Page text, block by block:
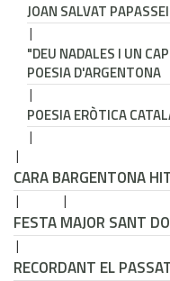
JOAN SALVAT
"DEU NADALES I UN
POESIA D'ARGENTONA
POESIA ERÒTICA
CARA BARGENTONA
FESTA MAJOR SANT
RECORDANT EL